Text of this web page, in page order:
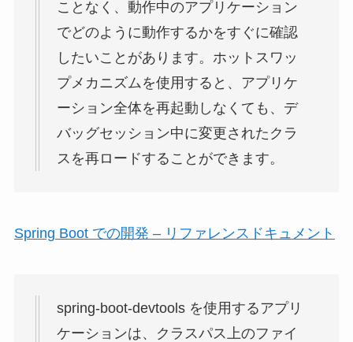
ことなく、動作中のアプリケーション
でどのように動作するかをすぐに確認
したいことがあります。ホットスワッ
プメカニズムを使用すると、アプリケ
ーション全体を再起動しなくても、デ
バッグセッション中に変更されたクラ
スを再ロードすることができます。
Spring Boot での開発 – リファレンスドキュメント
spring-boot-devtools を使用するアプリ
ケーションは、クラスパス上のファイ